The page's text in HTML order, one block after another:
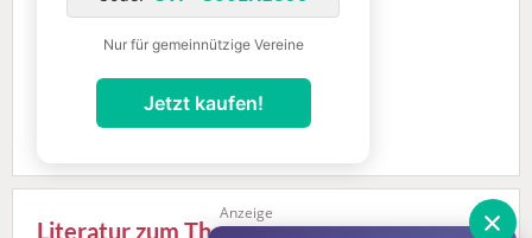
×
Anzeige
Nur für gemeinnützige Vereine
Jetzt kaufen!
Literatur zum Thema